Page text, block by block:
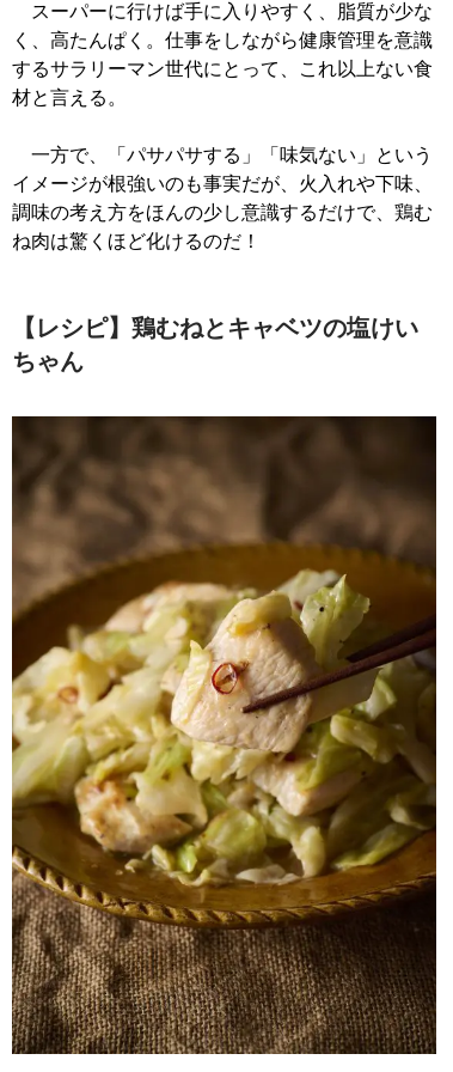
スーパーに行けば手に入りやすく、脂質が少な
く、高たんぱく。仕事をしながら健康管理を意識
するサラリーマン世代にとって、これ以上ない食
材と言える。
一方で、「パサパサする」「味気ない」という
イメージが根強いのも事実だが、火入れや下味、
調味の考え方をほんの少し意識するだけで、鶏む
ね肉は驚くほど化けるのだ！
【レシピ】鶏むねとキャベツの塩けい
ちゃん